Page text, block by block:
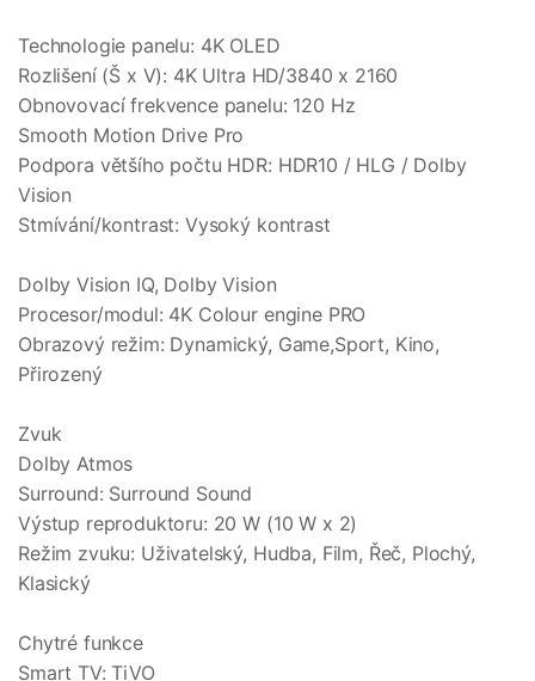
Technologie panelu: 4K OLED
Rozlišení (Š x V): 4K Ultra HD/3840 x 2160
Obnovovací frekvence panelu: 120 Hz
Smooth Motion Drive Pro
Podpora většího počtu HDR: HDR10 / HLG / Dolby
Vision
Stmívání/kontrast: Vysoký kontrast
Dolby Vision IQ, Dolby Vision
Procesor/modul: 4K Colour engine PRO
Obrazový režim: Dynamický, Game,Sport, Kino,
Přirozený
Zvuk
Dolby Atmos
Surround: Surround Sound
Výstup reproduktoru: 20 W (10 W x 2)
Režim zvuku: Uživatelský, Hudba, Film, Řeč, Plochý,
Klasický
Chytré funkce
Smart TV: TiVO